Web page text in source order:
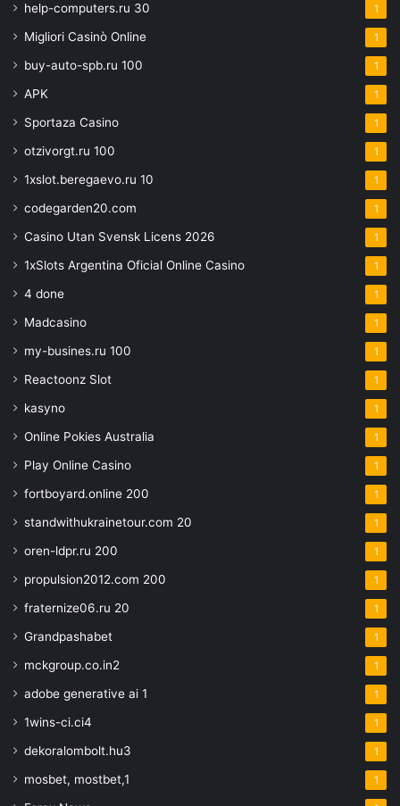
help-computers.ru 30 1
Migliori Casinò Online 1
buy-auto-spb.ru 100 1
APK 1
Sportaza Casino 1
otzivorgt.ru 100 1
1xslot.beregaevo.ru 10 1
codegarden20.com 1
Casino Utan Svensk Licens 2026 1
1xSlots Argentina Oficial Online Casino 1
4 done 1
Madcasino 1
my-busines.ru 100 1
Reactoonz Slot 1
kasyno 1
Online Pokies Australia 1
Play Online Casino 1
fortboyard.online 200 1
standwithukrainetour.com 20 1
oren-ldpr.ru 200 1
propulsion2012.com 200 1
fraternize06.ru 20 1
Grandpashabet 1
mckgroup.co.in2 1
adobe generative ai 1 1
1wins-ci.ci4 1
dekoralombolt.hu3 1
mosbet, mostbet,1 1